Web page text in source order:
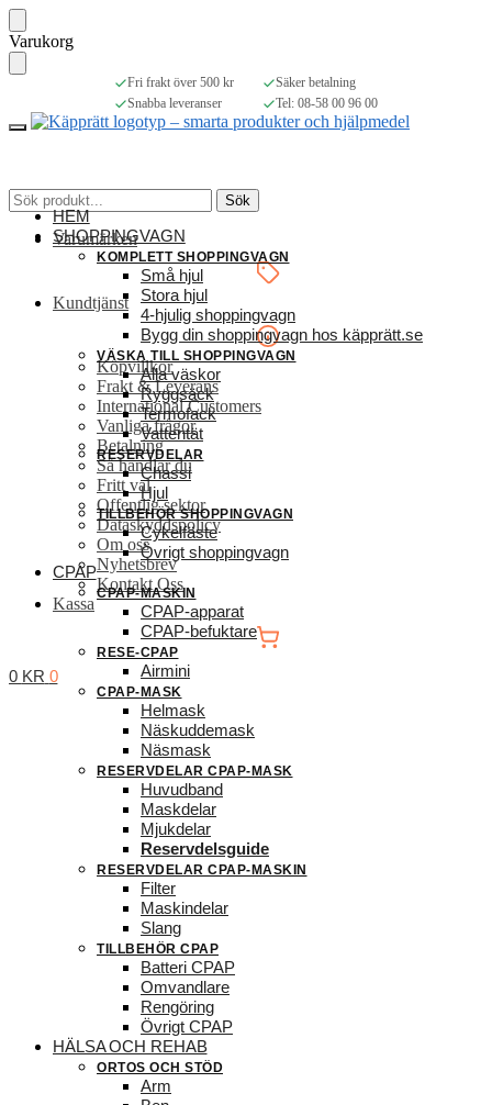
Skip
to
navigation
Skip
to
content
Varukorg
Fri frakt över 500 kr
Säker betalning
Snabba leveranser
Tel: 08-58 00 96 00
Sök
efter:
Sök
Varumärken
Kundtjänst
Köpvillkor
Frakt & Leverans
International Customers
Vanliga frågor
Betalning
Så handlar du
Fritt val
Offentlig sektor
Dataskyddspolicy
Om oss
Nyhetsbrev
Kontakt Oss
Kassa
0 KR 0
HEM
SHOPPINGVAGN
KOMPLETT SHOPPINGVAGN
Små hjul
Stora hjul
4-hjulig shoppingvagn
Bygg din shoppingvagn hos käpprätt.se
VÄSKA TILL SHOPPINGVAGN
Alla väskor
Ryggsäck
Termofack
Vattentät
RESERVDELAR
Chassi
Hjul
TILLBEHÖR SHOPPINGVAGN
Cykelfäste
Övrigt shoppingvagn
CPAP
CPAP-MASKIN
CPAP-apparat
CPAP-befuktare
RESE-CPAP
Airmini
CPAP-MASK
Helmask
Näskuddemask
Näsmask
RESERVDELAR CPAP-MASK
Huvudband
Maskdelar
Mjukdelar
Reservdelsguide
RESERVDELAR CPAP-MASKIN
Filter
Maskindelar
Slang
TILLBEHÖR CPAP
Batteri CPAP
Omvandlare
Rengöring
Övrigt CPAP
HÄLSA OCH REHAB
ORTOS OCH STÖD
Arm